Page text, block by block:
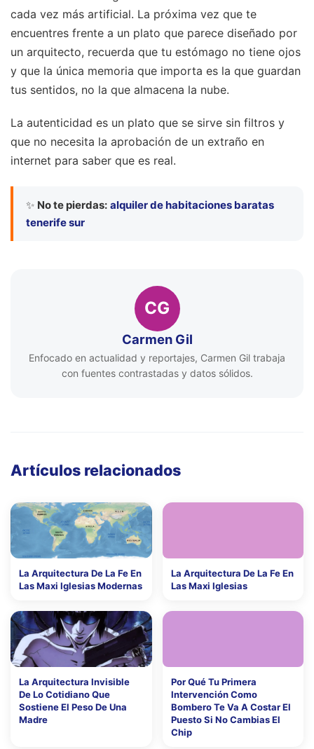
cada vez más artificial. La próxima vez que te
encuentres frente a un plato que parece diseñado por
un arquitecto, recuerda que tu estómago no tiene ojos
y que la única memoria que importa es la que guardan
tus sentidos, no la que almacena la nube.
La autenticidad es un plato que se sirve sin filtros y
que no necesita la aprobación de un extraño en
internet para saber que es real.
✨ No te pierdas: alquiler de habitaciones baratas
tenerife sur
CG
Carmen Gil
Enfocado en actualidad y reportajes, Carmen Gil trabaja
con fuentes contrastadas y datos sólidos.
Artículos relacionados
La Arquitectura De La Fe En
Las Maxi Iglesias Modernas
La Arquitectura De La Fe En
Las Maxi Iglesias
La Arquitectura Invisible
De Lo Cotidiano Que
Sostiene El Peso De Una
Madre
Por Qué Tu Primera
Intervención Como
Bombero Te Va A Costar El
Puesto Si No Cambias El
Chip